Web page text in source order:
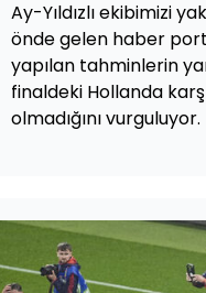
Ay-Yıldızlı ekibimizi
önde gelen haber
yapılan tahminlerin
finaldeki Hollanda
olmadığını vurguluyor.